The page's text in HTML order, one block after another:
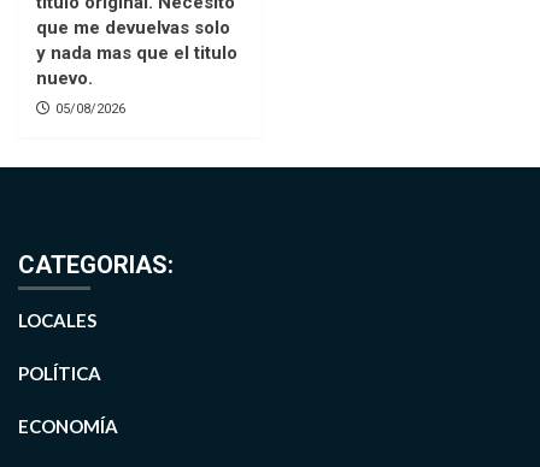
que me devuelvas solo
y nada mas que el titulo
nuevo.
05/08/2026
CATEGORIAS:
LOCALES
POLÍTICA
ECONOMÍA